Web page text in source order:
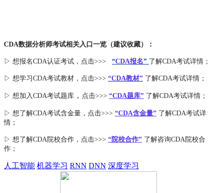
CDA数据分析师考试相关入口一览（建议收藏）：
▷ 想报名CDA认证考试，点击>>> “CDA报名” 了解CDA考试详情；
▷ 想学习CDA考试教材，点击>>> “CDA教材” 了解CDA考试详情；
▷ 想加入CDA考试题库 ， 点击>>> “CDA题库” 了解CDA考试详情；
▷ 想了解CDA考试含金量 ，点击>>> “CDA含金量” 了解CDA考试详
情；
▷ 想了解CDA院校合作 ，点击>>> “院校合作” 了解咨询CDA院校合
作；
人工智能 机器学习 RNN DNN 深度学习